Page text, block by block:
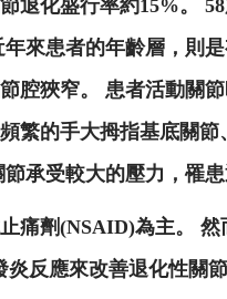
退化盛行率約15%。
來患者的年齡層，則
腔狹窄。 患者活動關
繁的手大拇指基底關
承受較大的壓力，罹
痛劑(NSAID)為主。
反應來改善退化性關